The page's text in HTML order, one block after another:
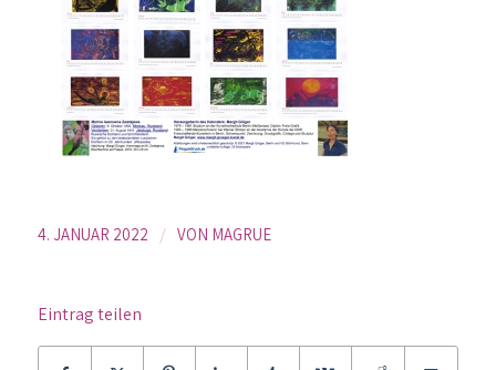
4. JANUAR 2022 / VON MAGRUE
Eintrag teilen